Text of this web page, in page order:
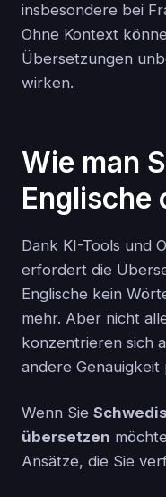
insbesondere bei
Ohne Kontext
Übersetzungen
wirken.
Wie man
Englische
Dank KI-Tools und
erfordert die
Englische kein
mehr. Aber nicht
konzentrieren sich
andere Genauigkeit
Wenn Sie
übersetzen
Ansätze, die Sie